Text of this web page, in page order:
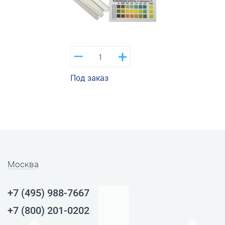
+
–
Под заказ
Москва
+7 (495) 988-7667
+7 (800) 201-0202